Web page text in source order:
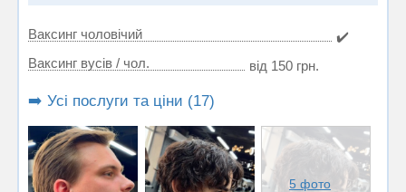
Ваксинг чоловічий
✔️
Ваксинг вусів / чол.
від 150 грн.
➡️ Усі послуги та ціни (17)
5 фото